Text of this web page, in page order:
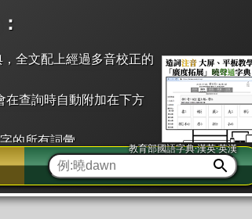
：
全文配上經過多音校正的
在查詢時自動附加在下方
的所有詞彙。
」。也支援查詢「同注音」或「同筆畫」。
擊便可瞬間「連續查詢」此字詞的解釋，不
教育部國語字典·漢英·英漢